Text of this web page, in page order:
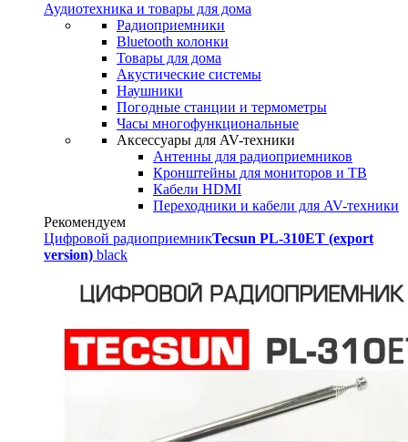
Аудиотехника и товары для дома
Радиоприемники
Bluetooth колонки
Товары для дома
Акустические системы
Наушники
Погодные станции и термометры
Часы многофункциональные
Аксессуары для AV-техники
Антенны для радиоприемников
Кронштейны для мониторов и ТВ
Кабели HDMI
Переходники и кабели для AV-техники
Рекомендуем
Цифровой радиоприемникTecsun PL-310ET (export
version) black